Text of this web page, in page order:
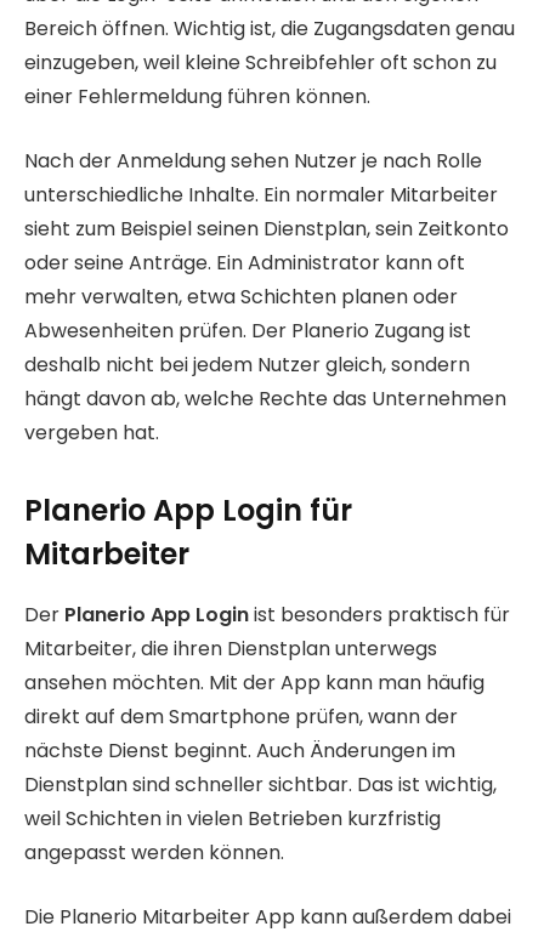
Bereich öffnen. Wichtig ist, die Zugangsdaten genau
einzugeben, weil kleine Schreibfehler oft schon zu
einer Fehlermeldung führen können.
Nach der Anmeldung sehen Nutzer je nach Rolle
unterschiedliche Inhalte. Ein normaler Mitarbeiter
sieht zum Beispiel seinen Dienstplan, sein Zeitkonto
oder seine Anträge. Ein Administrator kann oft
mehr verwalten, etwa Schichten planen oder
Abwesenheiten prüfen. Der Planerio Zugang ist
deshalb nicht bei jedem Nutzer gleich, sondern
hängt davon ab, welche Rechte das Unternehmen
vergeben hat.
Planerio App Login für
Mitarbeiter
Der Planerio App Loginist besonders praktisch für
Mitarbeiter, die ihren Dienstplan unterwegs
ansehen möchten. Mit der App kann man häufig
direkt auf dem Smartphone prüfen, wann der
nächste Dienst beginnt. Auch Änderungen im
Dienstplan sind schneller sichtbar. Das ist wichtig,
weil Schichten in vielen Betrieben kurzfristig
angepasst werden können.
Die Planerio Mitarbeiter App kann außerdem dabei